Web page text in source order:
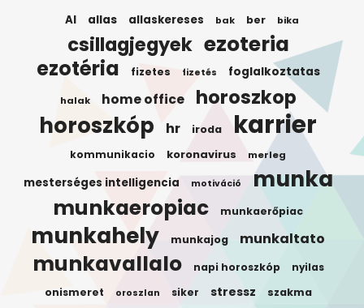
AI allas allaskereses bak ber bika
csillagjegyek ezoteria
ezotéria fizetes fizetés foglalkoztatas
halak home office horoszkop
horoszkóp hr iroda karrier
kommunikacio koronavirus merleg
mesterséges intelligencia motiváció munka
munkaeropiac munkaerőpiac
munkahely munkajog munkaltato
munkavallalo napi horoszkóp nyilas
onismeret oroszlan siker stressz szakma